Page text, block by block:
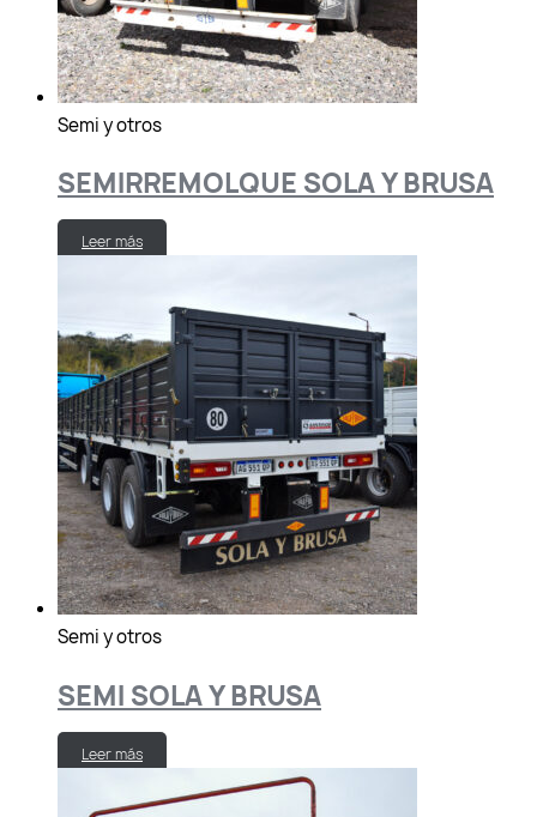
Semi y otros
SEMIRREMOLQUE SOLA Y BRUSA
Leer más
Semi y otros
SEMI SOLA Y BRUSA
Leer más